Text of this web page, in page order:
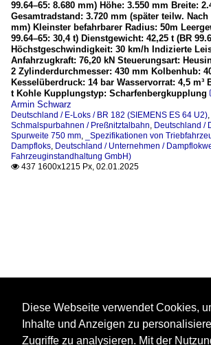
99.64–65: 8.680 mm) Höhe: 3.550 mm Breite:
Gesamtradstand: 3.720 mm (später teilw. Nach
mm) Kleinster befahrbarer Radius: 50m
99.64–65: 30,4 t) Dienstgewicht: 42,25 t (BR
Höchstgeschwindigkeit: 30 km/h Indizierte
Anfahrzugkraft: 76,20 kN Steuerungsart:
2 Zylinderdurchmesser: 430 mm Kolbenhub:
Kesselüberdruck: 14 bar Wasservorrat: 4,5 m³
t Kohle Kupplungstyp: Scharfenbergkupplung
Armin Schwarz
Deutschland / E-Loks / BR 182 (SIEMENS ES 64 U2),
Schmalspurbahnen / Preßnitztalbahn, Deutschland /
Spurweite 750 mm,
_Spezifikationen von
Dampfloks, Deutschland / Unternehmen /
Fahrzeuginstandhaltung GmbH)
 437 1600x1215 Px, 02.01.2025
Diese Webseite verwendet Cookies,
Inhalte und Anzeigen zu
Zugriffe zu analysieren. Mit der